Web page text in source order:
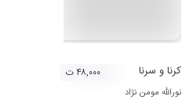
کرنا و سرنا
نورالله مومن نژاد
۴۸,۰۰۰ ت